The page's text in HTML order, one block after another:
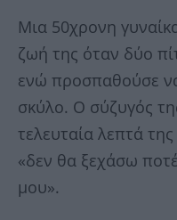
Μια 50χρονη
ζωή της όταν δύο
ενώ προσπαθούσε
σκύλο. Ο σύζυγός
τελευταία λεπτά
«δεν θα ξεχάσω
μου».